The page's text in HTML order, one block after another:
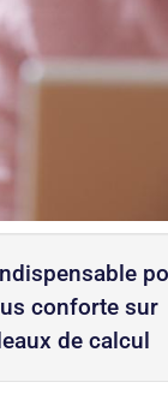
conforte sur
de calcul